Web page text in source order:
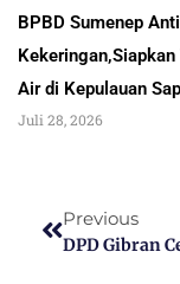
BPBD Sumenep
Kekeringan,Siapkan
Air di Kepulauan
Juli 28, 2026
Previous